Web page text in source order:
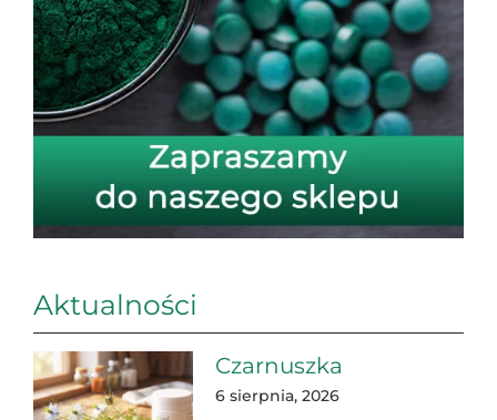
Aktualności
Czarnuszka
6 sierpnia, 2026